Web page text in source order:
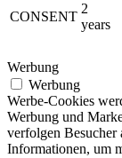
CONSENT
2
years
Werbung
Werbung
Werbe-Cookies
Werbung und
verfolgen Besucher
Informationen, um